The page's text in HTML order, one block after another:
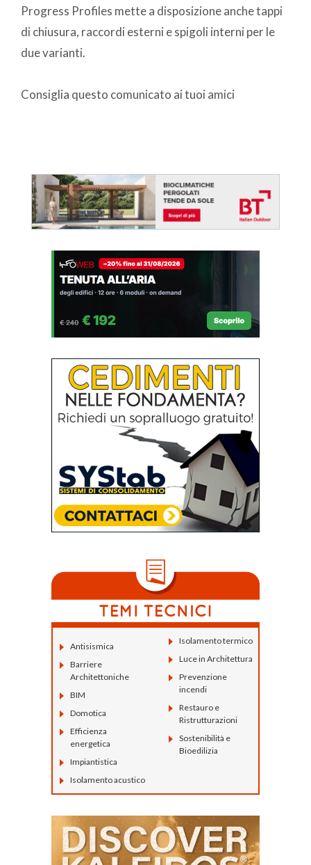
Progress Profiles mette a disposizione anche tappi
di chiusura, raccordi esterni e spigoli interni per le
due varianti.
Consiglia questo comunicato ai tuoi amici
Antisismica
Barriere
Architettoniche
BIM
Domotica
Efficienza
energetica
Impiantistica
Isolamento acustico
Isolamento termico
Luce in Architettura
Prevenzione
incendi
Restauro e
Ristrutturazioni
Sostenibilità e
Bioedilizia